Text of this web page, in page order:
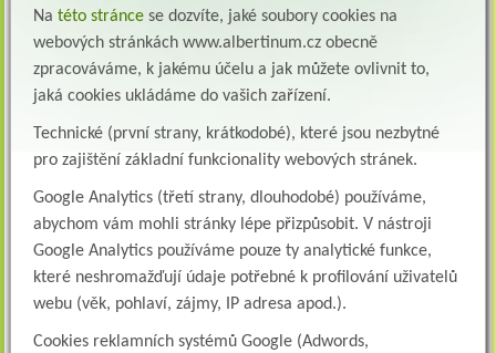
Následná a dlouhodobá lůžková péče:
Pozice Jméno Telefon/E-mail
vrchní
sestra
465 677 913, 725 990
692
hornickova@albertinum.cz
primář MUDr. Jan Marek
465 677 941
marek@albertinum-olu.cz
Na této stránce se dozvíte, jaké soubory cookies na
webových stránkách www.albertinum.cz obecně
zpracováváme, k jakému účelu a jak můžete ovlivnit to,
jaká cookies ukládáme do vašich zařízení.
Technické (první strany, krátkodobé), které jsou nezbytné
pro zajištění základní funkcionality webových stránek.
Google Analytics (třetí strany, dlouhodobé) používáme,
abychom vám mohli stránky lépe přizpůsobit. V nástroji
Google Analytics používáme pouze ty analytické funkce,
které neshromažďují údaje potřebné k profilování uživatelů
webu (věk, pohlaví, zájmy, IP adresa apod.).
Cookies reklamních systémů Google (Adwords,